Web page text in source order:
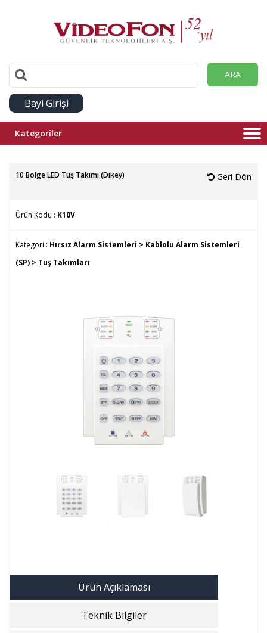
ARA
Bayi Girişi
Kategoriler
10 Bölge LED Tuş Takımı (Dikey) Geri Dön
Ürün Kodu : K10V
Kategori : Hırsız Alarm Sistemleri > Kablolu Alarm Sistemleri
(SP) > Tuş Takımları
Ürün Açıklaması
Teknik Bilgiler